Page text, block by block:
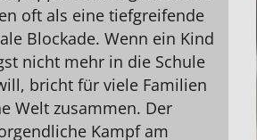
oft als eine tiefgreifende
Blockade. Wenn ein Kind
nicht mehr in die Schule
bricht für viele Familien
Welt zusammen. Der
Kampf am